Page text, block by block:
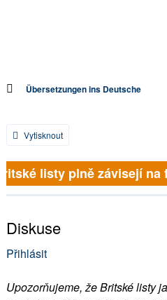
Übersetzungen ins Deutsche
Vytisknout
listy plně závisejí na
Diskuse
Přihlásit
Upozorňujeme, že Britské listy